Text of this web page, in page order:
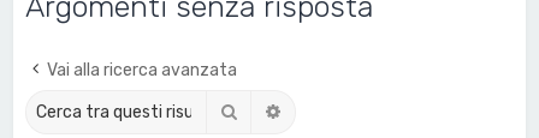
Vai alla ricerca avanzata
Cerca